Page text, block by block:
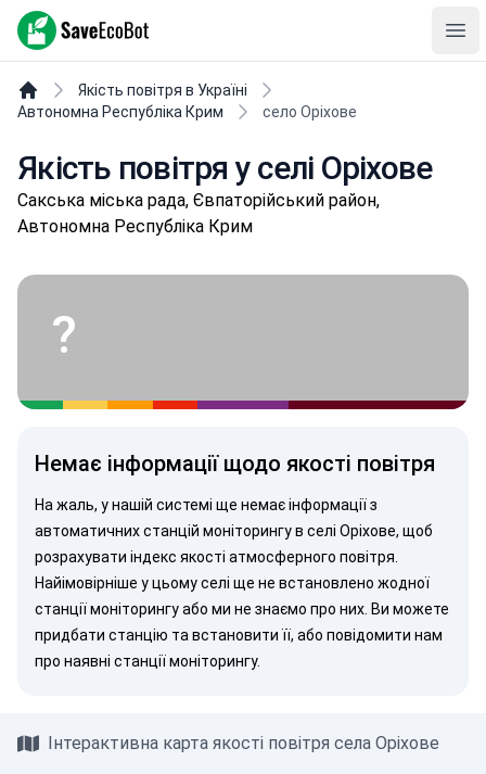
SaveEcoBot
Якість повітря в Україні
Автономна Республіка Крим
село Оріхове
Якість повітря у селі Оріхове
Сакська міська рада, Євпаторійський район,
Автономна Республіка Крим
?
Немає інформації щодо якості повітря
На жаль, у нашій системі ще немає інформації з
автоматичних станцій моніторингу в селі Оріхове, щоб
розрахувати індекс якості атмосферного повітря.
Найімовірніше у цьому селі ще не встановлено жодної
станції моніторингу або ми не знаємо про них. Ви можете
придбати станцію та встановити її, або повідомити нам
про наявні станції моніторингу.
Інтерактивна карта якості повітря села Оріхове